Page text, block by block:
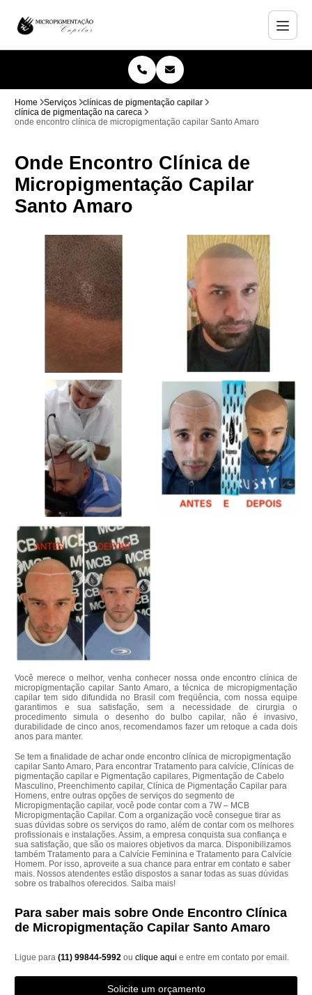
Home Serviços
clínicas de pigmentação capilar
clínica de pigmentação na careca
onde encontro clínica de micropigmentação capilar Santo Amaro
Onde Encontro Clínica de
Micropigmentação Capilar
Santo Amaro
Você merece o melhor, venha conhecer nossa onde encontro clínica de
micropigmentação capilar Santo Amaro, a técnica de micropigmentação
capilar tem sido difundida no Brasil com freqüência, com nossa equipe
garantimos e sua satisfação, sem a necessidade de cirurgia o
procedimento simula o desenho do bulbo capilar, não é invasivo,
durabilidade de cinco anos, recomendamos fazer um retoque a cada dois
anos para manter.
Se tem a finalidade de achar onde encontro clínica de micropigmentação
capilar Santo Amaro, Para encontrar Tratamento para calvície, Clínicas de
pigmentação capilar e Pigmentação capilares, Pigmentação de Cabelo
Masculino, Preenchimento capilar, Clínica de Pigmentação Capilar para
Homens, entre outras opções de serviços do segmento de
Micropigmentação capilar, você pode contar com a 7W – MCB
Micropigmentação Capilar. Com a organização você consegue tirar as
suas dúvidas sobre os serviços do ramo, além de contar com os melhores
profissionais e instalações. Assim, a empresa conquista sua confiança e
sua satisfação, que são os maiores objetivos da marca. Disponibilizamos
também Tratamento para a Calvície Feminina e Tratamento para Calvície
Homem. Por isso, aproveite a sua chance para entrar em contato e saber
mais. Nossos atendentes estão dispostos a sanar todas as suas dúvidas
sobre os trabalhos oferecidos. Saiba mais!
Para saber mais sobre Onde Encontro Clínica
de Micropigmentação Capilar Santo Amaro
Ligue para(11) 99844-5992ouclique aqui e entre em contato por email.
Solicite um orçamento